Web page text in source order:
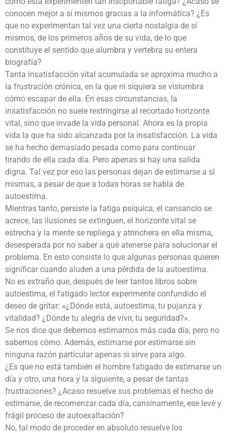
conocen mejor a sí mismos gracias a la informática? ¿Es
que no experimentan tal vez una cierta nostalgia de sí
mismos, de los primeros años de su vida, de lo que
constituye el sentido que alumbra y vertebra su entera
biografía?
Tanta insatisfacción vital acumulada se aproxima mucho a
la frustración crónica, en la que ni siquiera se vislumbra
cómo escapar de ella. En esas circunstancias, la
insatisfacción no suele restringirse al recortado horizonte
vital, sino que invade la vida personal. Ahora es la propia
vida la que ha sido alcanzada por la insatisfacción. La vida
se ha hecho demasiado pesada como para continuar
tirando de ella cada día. Pero apenas si hay una salida
digna. Tal vez por eso las personas dejan de estimarse a sí
mismas, a pesar de que a todas horas se habla de
autoestima.
Mientras tanto, persiste la fatiga psíquica, el cansancio se
acrece, las ilusiones se extinguen, el horizonte vital se
estrecha y la mente se repliega y atrinchera en ella misma,
desesperada por no saber a qué atenerse para solucionar el
problema. En esto consiste lo que algunas personas quieren
significar cuando aluden a una pérdida de la autoestima.
No es extraño que, después de leer tantos libros sobre
autoestima, el fatigado lector experimente confundido el
deseo de gritar: «¿Dónde está, autoestima, tu pujanza y
vitalidad? ¿Dónde tu alegría de vivir, tu seguridad?».
Se nos dice que debemos estimarnos más cada día, pero no
sabemos cómo. Además, estimarse por estimarse sin
ninguna razón particular apenas si sirve para algo.
¿Es que no está también el hombre fatigado de estimarse un
día y otro, una hora y la siguiente, a pesar de tantas
frustraciones? ¿Acaso resuelve sus problemas el hecho de
estimarse, de recomenzar cada día, cansinamente, ese leve y
frágil proceso de autoexaltación?
No, tal modo de proceder en absoluto resuelve los